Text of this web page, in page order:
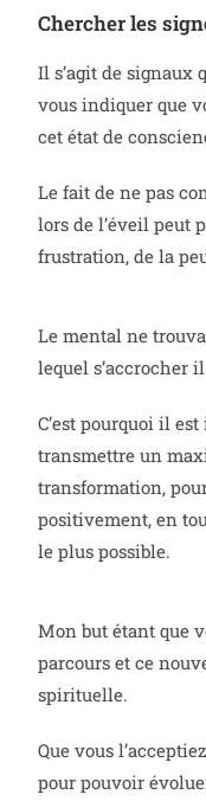
Chercher les
Il s’agit de signaux
vous indiquer que
cet état de
Le fait de ne pas
lors de l’éveil peut
frustration, de la
Le mental ne
lequel s’accrocher
C’est pourquoi il
transmettre un
transformation,
positivement, en
le plus possible.
Mon but étant que
parcours et ce
spirituelle.
Que vous
pour pouvoir